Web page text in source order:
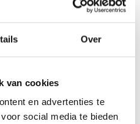
Over
van cookies
en advertenties te
social media te bieden
in onderhoud. Is de plantenbak
Gebruik
geen